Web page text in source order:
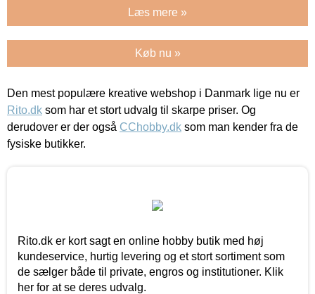
Læs mere »
Køb nu »
Den mest populære kreative webshop i Danmark lige nu er
Rito.dk som har et stort udvalg til skarpe priser. Og
derudover er der også CChobby.dk som man kender fra de
fysiske butikker.
Rito.dk er kort sagt en online hobby butik med høj
kundeservice, hurtig levering og et stort sortiment som
de sælger både til private, engros og institutioner. Klik
her for at se deres udvalg.